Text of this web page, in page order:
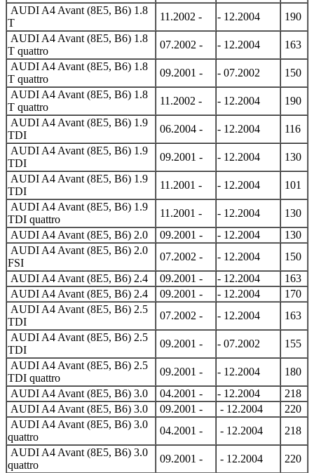
AUDI A4 Avant (8E5, B6) 1.8
T
11.2002 - - 12.2004
190
AUDI A4 Avant (8E5, B6) 1.8
T quattro
07.2002 - - 12.2004
163
AUDI A4 Avant (8E5, B6) 1.8
T quattro
09.2001 - - 07.2002
150
AUDI A4 Avant (8E5, B6) 1.8
T quattro
11.2002 - - 12.2004
190
AUDI A4 Avant (8E5, B6) 1.9
TDI
06.2004 - - 12.2004
116
AUDI A4 Avant (8E5, B6) 1.9
TDI
09.2001 - - 12.2004
130
AUDI A4 Avant (8E5, B6) 1.9
TDI
11.2001 - - 12.2004
101
AUDI A4 Avant (8E5, B6) 1.9
TDI quattro
11.2001 - - 12.2004
130
AUDI A4 Avant (8E5, B6) 2.0
09.2001 - - 12.2004
130
AUDI A4 Avant (8E5, B6) 2.0
FSI
07.2002 - - 12.2004
150
AUDI A4 Avant (8E5, B6) 2.4
09.2001 - - 12.2004
163
AUDI A4 Avant (8E5, B6) 2.4
09.2001 - - 12.2004
170
AUDI A4 Avant (8E5, B6) 2.5
TDI
07.2002 - - 12.2004
163
AUDI A4 Avant (8E5, B6) 2.5
TDI
09.2001 - - 07.2002
155
AUDI A4 Avant (8E5, B6) 2.5
TDI quattro
09.2001 - - 12.2004
180
AUDI A4 Avant (8E5, B6) 3.0
04.2001 - - 12.2004
218
AUDI A4 Avant (8E5, B6) 3.0
09.2001 - - 12.2004
220
AUDI A4 Avant (8E5, B6) 3.0
quattro
04.2001 - - 12.2004
218
AUDI A4 Avant (8E5, B6) 3.0
quattro
09.2001 - - 12.2004
220